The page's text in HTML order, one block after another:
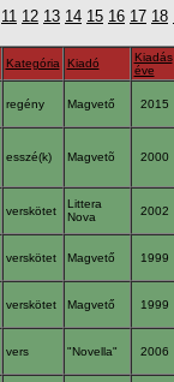
11 12 13 14 15 16 17 18
Kategória Kiadó
Kiadás
éve
regény Magvető 2015
esszé(k) Magvetõ 2000
verskötet
Littera
Nova
2002
verskötet Magvető 1999
verskötet Magvető 1999
vers "Novella" 2006